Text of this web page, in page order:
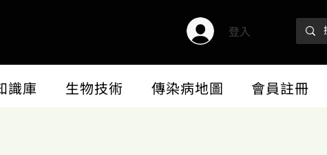
登入
識庫 生物技術 傳染病地圖 會員註冊